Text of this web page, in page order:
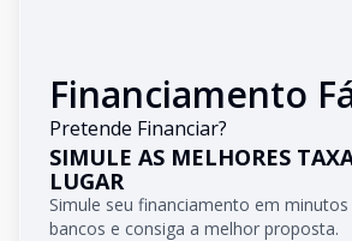
Financiamento
Pretende Financiar?
SIMULE AS MELHORES
LUGAR
Simule seu financiamento em
bancos e consiga a melhor proposta.